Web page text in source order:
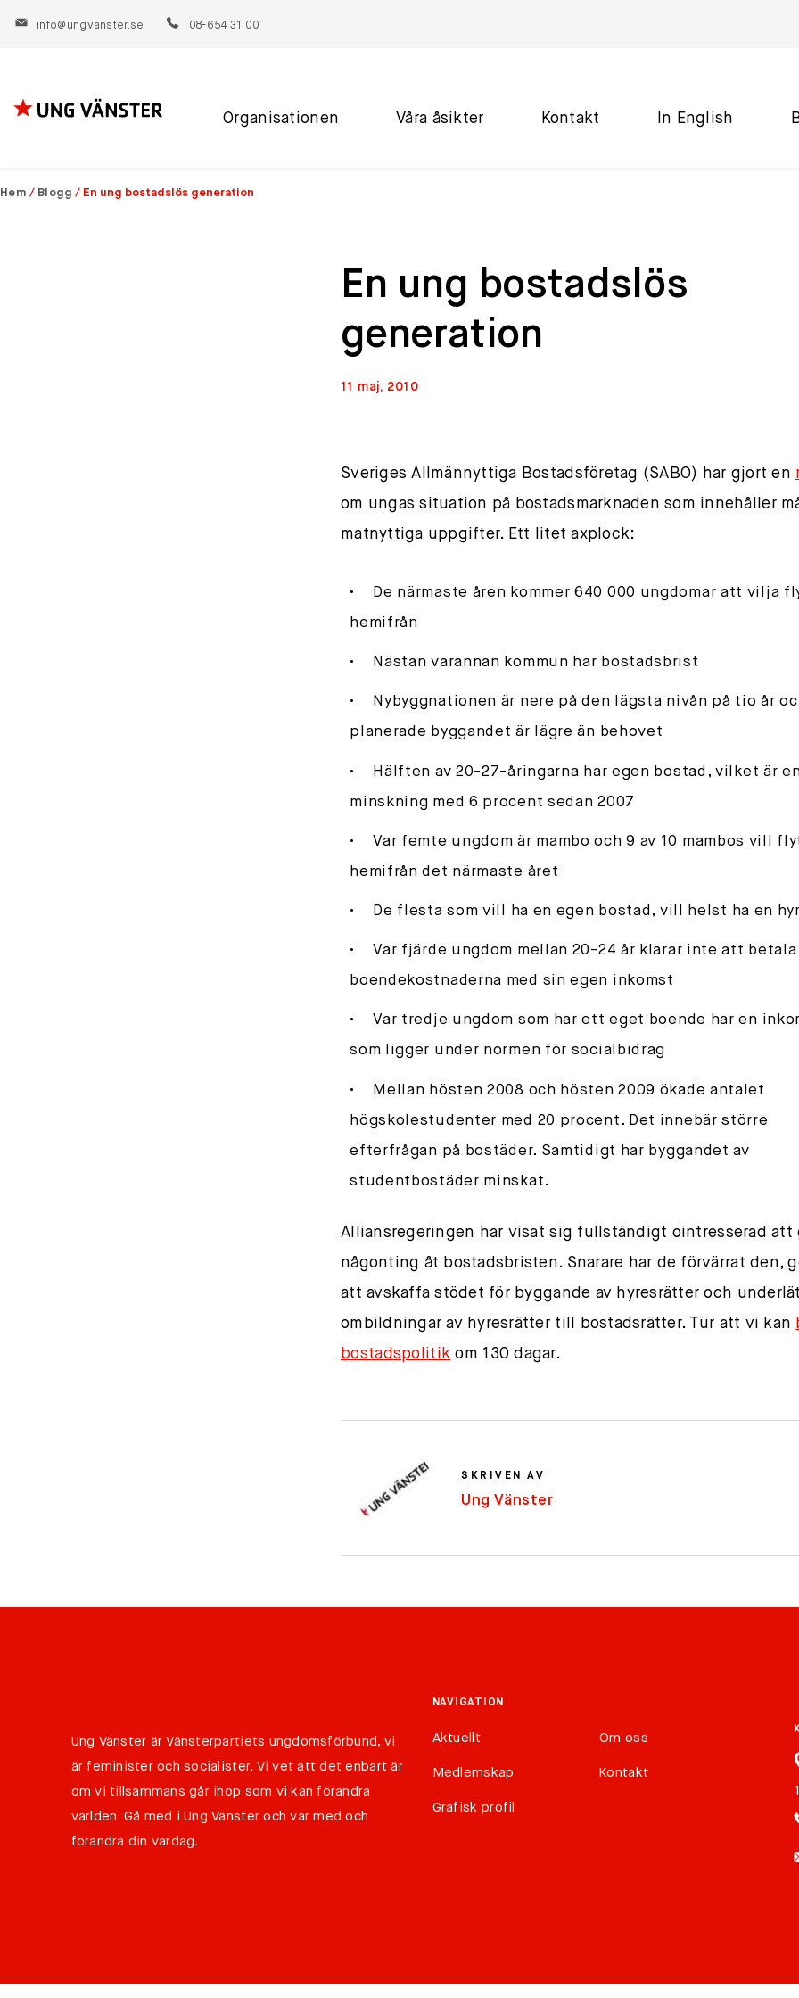
info@ungvanster.se 08-654 31 00
Hoppa
Organisationen Våra åsikter Kontakt In English
Hem / Blogg / En ung bostadslös generation
En ung bostadslös
generation
11 maj, 2010
Sveriges Allmännyttiga Bostadsföretag (SABO) har gjort en
om ungas situation på bostadsmarknaden som innehåller
matnyttiga uppgifter. Ett litet axplock:
De närmaste åren kommer 640 000 ungdomar att vilja
hemifrån
Nästan varannan kommun har bostadsbrist
Nybyggnationen är nere på den lägsta nivån på tio år
planerade byggandet är lägre än behovet
Hälften av 20-27-åringarna har egen bostad, vilket är
minskning med 6 procent sedan 2007
Var femte ungdom är mambo och 9 av 10 mambos vill
hemifrån det närmaste året
De flesta som vill ha en egen bostad, vill helst ha en
Var fjärde ungdom mellan 20-24 år klarar inte att betala
boendekostnaderna med sin egen inkomst
Var tredje ungdom som har ett eget boende har en
som ligger under normen för socialbidrag
Mellan hösten 2008 och hösten 2009 ökade antalet
högskolestudenter med 20 procent. Det innebär större
efterfrågan på bostäder. Samtidigt har byggandet av
studentbostäder minskat.
Alliansregeringen har visat sig fullständigt ointresserad att
någonting åt bostadsbristen. Snarare har de förvärrat den,
att avskaffa stödet för byggande av hyresrätter och
ombildningar av hyresrätter till bostadsrätter. Tur att vi kan
bostadspolitik om 130 dagar.
SKRIVEN AV
Ung Vänster
Ung Vänster är Vänsterpartiets ungdomsförbund, vi
är feminister och socialister. Vi vet att det enbart är
om vi tillsammans går ihop som vi kan förändra
världen. Gå med i Ung Vänster och var med och
förändra din vardag.
NAVIGATION
Aktuellt Om oss
Medlemskap Kontakt
Grafisk profil